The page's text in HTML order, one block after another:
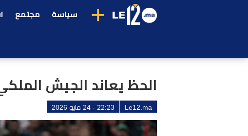
+ سياسة مجتمع
الحظ يعاند الجيش الملكي
Le12.ma 22:23 - 24 مايو 2026